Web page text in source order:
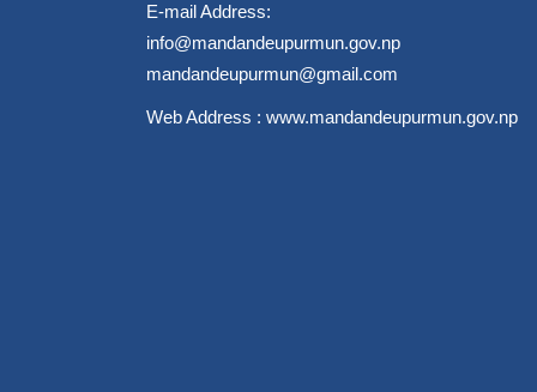
E-mail Address:
info@mandandeupurmun.gov.np
mandandeupurmun@gmail.com
Web Address : www.mandandeupurmun.gov.np